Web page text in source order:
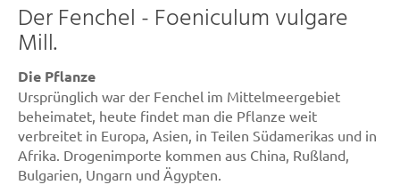
Der Fenchel - Foeniculum vulgare
Mill.
Die Pflanze
Ursprünglich war der Fenchel im Mittelmeergebiet
beheimatet, heute findet man die Pflanze weit
verbreitet in Europa, Asien, in Teilen Südamerikas und in
Afrika. Drogenimporte kommen aus China, Rußland,
Bulgarien, Ungarn und Ägypten.